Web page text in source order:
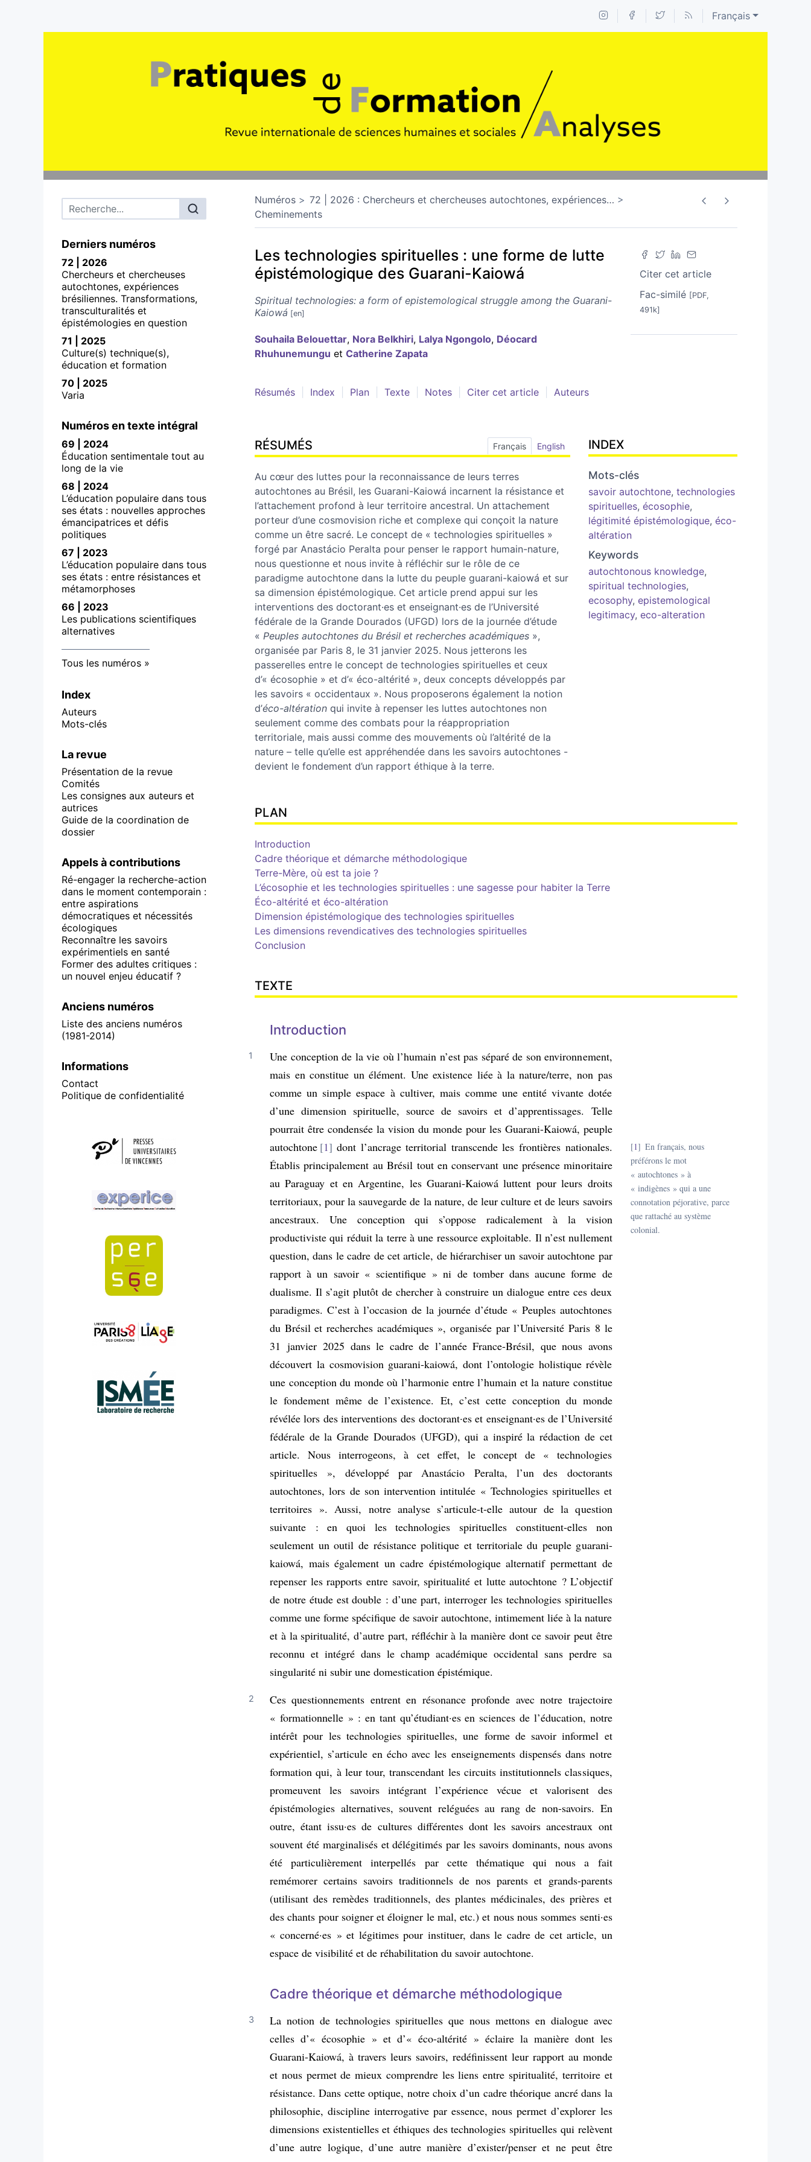
Français
Menu principal
Derniers numéros
72 | 2026
Chercheurs et chercheuses
autochtones, expériences
brésiliennes. Transformations,
transculturalités et
épistémologies en question
71 | 2025
Culture(s) technique(s),
éducation et formation
70 | 2025
Varia
Numéros en texte intégral
69 | 2024
Éducation sentimentale tout au
long de la vie
68 | 2024
L’éducation populaire dans tous
ses états : nouvelles approches
émancipatrices et défis
politiques
67 | 2023
L’éducation populaire dans tous
ses états : entre résistances et
métamorphoses
66 | 2023
Les publications scientifiques
alternatives
Tous les numéros
Index
Auteurs
Mots-clés
La revue
Présentation de la revue
Comités
Les consignes aux auteurs et
autrices
Guide de la coordination de
dossier
Appels à contributions
Ré-engager la recherche-action
dans le moment contemporain :
entre aspirations
démocratiques et nécessités
écologiques
Reconnaître les savoirs
expérimentiels en santé
Former des adultes critiques :
un nouvel enjeu éducatif ?
Anciens numéros
Liste des anciens numéros
(1981-2014)
Informations
Contact
Politique de confidentialité
Affiliations/partenaires
Numéros 72 | 2026 : Chercheurs et chercheuses autochtones, expériences…
Cheminements
Citer cet article
Fac-similé [PDF,
491k]
Les technologies spirituelles : une forme de lutte
épistémologique des Guarani-Kaiowá
Spiritual technologies: a form of epistemological struggle among the Guarani-
Kaiowá
Souhaila Belouettar, Nora Belkhiri, Lalya Ngongolo, Déocard
Rhuhunemungu et Catherine Zapata
Résumés Index Plan Texte Notes Citer cet article Auteurs
RÉSUMÉS Français English
Au cœur des luttes pour la reconnaissance de leurs terres
autochtones au Brésil, les Guarani-Kaiowá incarnent la résistance et
l’attachement profond à leur territoire ancestral. Un attachement
porteur d’une cosmovision riche et complexe qui conçoit la nature
comme un être sacré. Le concept de « technologies spirituelles »
forgé par Anastácio Peralta pour penser le rapport humain-nature,
nous questionne et nous invite à réfléchir sur le rôle de ce
paradigme autochtone dans la lutte du peuple guarani-kaiowá et sur
sa dimension épistémologique. Cet article prend appui sur les
interventions des doctorant·es et enseignant·es de l’Université
fédérale de la Grande Dourados (UFGD) lors de la journée d’étude
« Peuples autochtones du Brésil et recherches académiques »,
organisée par Paris 8, le 31 janvier 2025. Nous jetterons les
passerelles entre le concept de technologies spirituelles et ceux
d’« écosophie » et d’« éco-altérité », deux concepts développés par
les savoirs « occidentaux ». Nous proposerons également la notion
d’éco-altération qui invite à repenser les luttes autochtones non
seulement comme des combats pour la réappropriation
territoriale, mais aussi comme des mouvements où l’altérité de la
nature – telle qu’elle est appréhendée dans les savoirs autochtones -
devient le fondement d’un rapport éthique à la terre.
INDEX
Mots-clés
savoir autochtone,technologies
spirituelles,écosophie,
légitimité épistémologique,éco-
altération
Keywords
autochtonous knowledge,
spiritual technologies,
ecosophy,epistemological
legitimacy,eco-alteration
PLAN
Introduction
Cadre théorique et démarche méthodologique
Terre-Mère, où est ta joie ?
L’écosophie et les technologies spirituelles : une sagesse pour habiter la Terre
Éco-altérité et éco-altération
Dimension épistémologique des technologies spirituelles
Les dimensions revendicatives des technologies spirituelles
Conclusion
TEXTE
Introduction
Une conception de la vie où l’humain n’est pas séparé de son environnement,
mais en constitue un élément. Une existence liée à la nature/terre, non pas
comme un simple espace à cultiver, mais comme une entité vivante dotée
d’une dimension spirituelle, source de savoirs et d’apprentissages. Telle
pourrait être condensée la vision du monde pour les Guarani-Kaiowá, peuple
autochtone 1
dont l’ancrage territorial transcende les frontières nationales.
Établis principalement au Brésil tout en conservant une présence minoritaire
au Paraguay et en Argentine, les Guarani-Kaiowá luttent pour leurs droits
territoriaux, pour la sauvegarde de la nature, de leur culture et de leurs savoirs
ancestraux. Une conception qui s’oppose radicalement à la vision
productiviste qui réduit la terre à une ressource exploitable. Il n’est nullement
question, dans le cadre de cet article, de hiérarchiser un savoir autochtone par
rapport à un savoir « scientifique » ni de tomber dans aucune forme de
dualisme. Il s’agit plutôt de chercher à construire un dialogue entre ces deux
paradigmes. C’est à l’occasion de la journée d’étude « Peuples autochtones
du Brésil et recherches académiques », organisée par l’Université Paris 8 le
31 janvier 2025 dans le cadre de l’année France-Brésil, que nous avons
découvert la cosmovision guarani-kaiowá, dont l’ontologie holistique révèle
une conception du monde où l’harmonie entre l’humain et la nature constitue
le fondement même de l’existence. Et, c’est cette conception du monde
révélée lors des interventions des doctorant·es et enseignant·es de l’Université
fédérale de la Grande Dourados (UFGD), qui a inspiré la rédaction de cet
article. Nous interrogeons, à cet effet, le concept de « technologies
spirituelles », développé par Anastácio Peralta, l’un des doctorants
autochtones, lors de son intervention intitulée « Technologies spirituelles et
territoires ». Aussi, notre analyse s’articule-t-elle autour de la question
suivante : en quoi les technologies spirituelles constituent-elles non
seulement un outil de résistance politique et territoriale du peuple guarani-
kaiowá, mais également un cadre épistémologique alternatif permettant de
repenser les rapports entre savoir, spiritualité et lutte autochtone ? L’objectif
de notre étude est double : d’une part, interroger les technologies spirituelles
comme une forme spécifique de savoir autochtone, intimement liée à la nature
et à la spiritualité, d’autre part, réfléchir à la manière dont ce savoir peut être
reconnu et intégré dans le champ académique occidental sans perdre sa
singularité ni subir une domestication épistémique.
Ces questionnements entrent en résonance profonde avec notre trajectoire
« formationnelle » : en tant qu’étudiant·es en sciences de l’éducation, notre
intérêt pour les technologies spirituelles, une forme de savoir informel et
expérientiel, s’articule en écho avec les enseignements dispensés dans notre
formation qui, à leur tour, transcendant les circuits institutionnels classiques,
promeuvent les savoirs intégrant l’expérience vécue et valorisent des
épistémologies alternatives, souvent reléguées au rang de non-savoirs. En
outre, étant issu·es de cultures différentes dont les savoirs ancestraux ont
souvent été marginalisés et délégitimés par les savoirs dominants, nous avons
été particulièrement interpellés par cette thématique qui nous a fait
remémorer certains savoirs traditionnels de nos parents et grands-parents
(utilisant des remèdes traditionnels, des plantes médicinales, des prières et
des chants pour soigner et éloigner le mal, etc.) et nous nous sommes senti·es
« concerné·es » et légitimes pour instituer, dans le cadre de cet article, un
espace de visibilité et de réhabilitation du savoir autochtone.
Cadre théorique et démarche méthodologique
La notion de technologies spirituelles que nous mettons en dialogue avec
celles d’« écosophie » et d’« éco-altérité » éclaire la manière dont les
Guarani-Kaiowá, à travers leurs savoirs, redéfinissent leur rapport au monde
et nous permet de mieux comprendre les liens entre spiritualité, territoire et
résistance. Dans cette optique, notre choix d’un cadre théorique ancré dans la
philosophie, discipline interrogative par essence, nous permet d’explorer les
dimensions existentielles et éthiques des technologies spirituelles qui relèvent
d’une autre logique, d’une autre manière d’exister/penser et ne peut être
1
En français, nous
préférons le mot
« autochtones » à
« indigènes » qui a une
connotation péjorative, parce
que rattaché au système
colonial.